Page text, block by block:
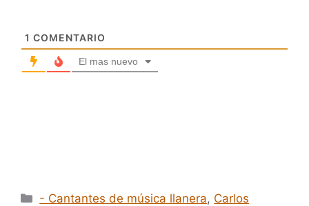
1 COMENTARIO
El mas nuevo
Categorías
- Cantantes de música llanera, Carlos